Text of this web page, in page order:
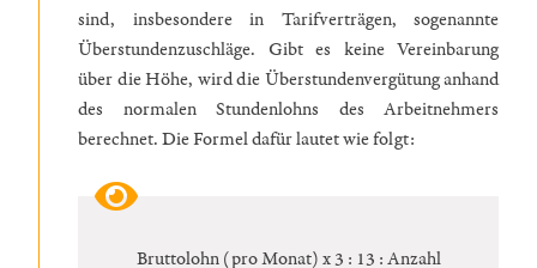
sind, insbesondere in Tarifverträgen, sogenannte
Überstundenzuschläge. Gibt es keine Vereinbarung
über die Höhe, wird die Überstundenvergütung anhand
des normalen Stundenlohns des Arbeitnehmers
berechnet. Die Formel dafür lautet wie folgt:
Bruttolohn (pro Monat) x 3 : 13 : Anzahl